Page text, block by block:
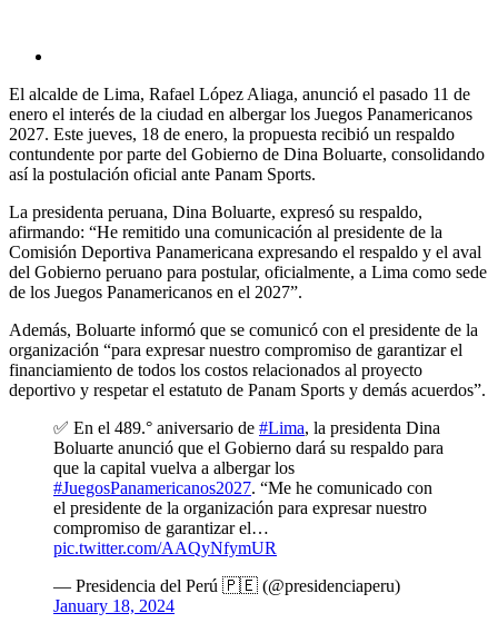
El alcalde de Lima, Rafael López Aliaga, anunció el pasado 11 de
enero el interés de la ciudad en albergar los Juegos Panamericanos
2027. Este jueves, 18 de enero, la propuesta recibió un respaldo
contundente por parte del Gobierno de Dina Boluarte, consolidando
así la postulación oficial ante Panam Sports.
La presidenta peruana, Dina Boluarte, expresó su respaldo,
afirmando: “He remitido una comunicación al presidente de la
Comisión Deportiva Panamericana expresando el respaldo y el aval
del Gobierno peruano para postular, oficialmente, a Lima como sede
de los Juegos Panamericanos en el 2027”.
Además, Boluarte informó que se comunicó con el presidente de la
organización “para expresar nuestro compromiso de garantizar el
financiamiento de todos los costos relacionados al proyecto
deportivo y respetar el estatuto de Panam Sports y demás acuerdos”.
✅ En el 489.° aniversario de #Lima, la presidenta Dina
Boluarte anunció que el Gobierno dará su respaldo para
que la capital vuelva a albergar los
#JuegosPanamericanos2027. “Me he comunicado con
el presidente de la organización para expresar nuestro
compromiso de garantizar el…
pic.twitter.com/AAQyNfymUR
— Presidencia del Perú 🇵🇪 (@presidenciaperu)
January 18, 2024